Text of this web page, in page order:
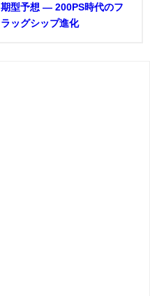
期型予想 ― 200PS時代のフ
ラッグシップ進化